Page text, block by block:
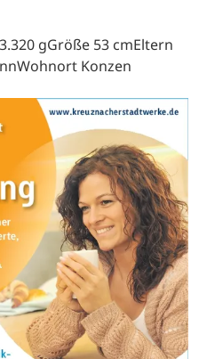
gGröße 53 cmEltern
Konzen